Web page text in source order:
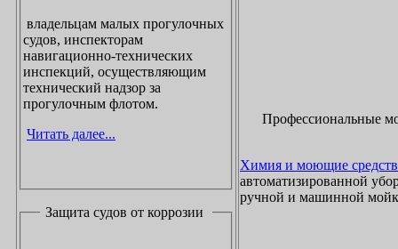
владельцам малых прогулочных
судов, инспекторам
навигационно-технических
инспекций, осуществляющим
технический надзор за
прогулочным флотом.
Читать далее...
Защита судов от коррозии
Профессиональные
Химия и моющие
автоматизированной
ручной и машинной